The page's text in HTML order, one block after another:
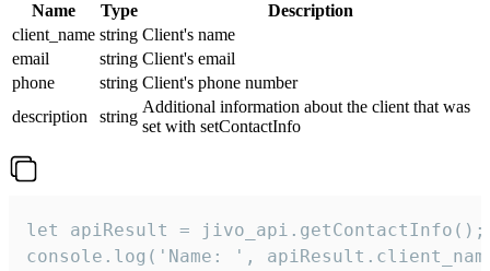
Name Type
Description
client_name string Client's name
email
string Client's email
phone
string Client's phone number
description
string
Additional information about the client that was
set with setContactInfo
let apiResult = jivo_api.getContactInfo();
console.log('Name: ',